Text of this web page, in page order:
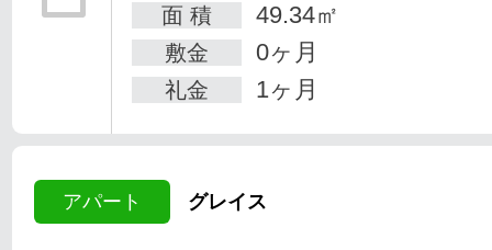
面 積 49.34㎡
敷金 0ヶ月
礼金 1ヶ月
アパート グレイス